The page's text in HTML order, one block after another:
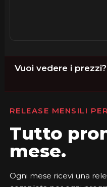
Vuoi vedere i prezzi?
RELEASE MENSILI
Tutto
mese.
Ogni mese ricevi una